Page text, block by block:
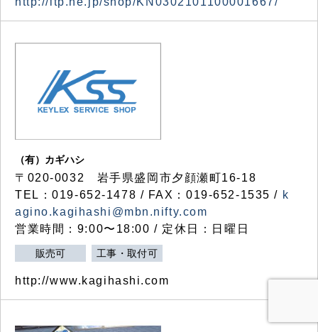
（有）カギハシ
〒020-0032 岩手県盛岡市夕顔瀬町16-18
TEL：019-652-1478 / FAX：019-652-1535 / k
agino.kagihashi@mbn.nifty.com
営業時間：9:00〜18:00 / 定休日：日曜日
販売可 工事・取付可
http://www.kagihashi.com